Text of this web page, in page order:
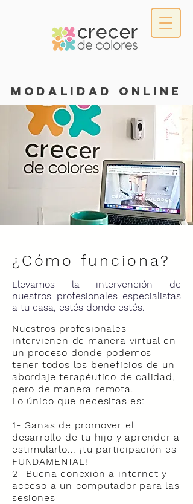
modalidad online
¿Cómo funciona?
Llevamos la intervención de
nuestros profesionales especialistas
a tu casa, estés donde estés.
Nuestros profesionales
intervienen de manera virtual en
un proceso donde podemos
tener todos los beneficios de un
abordaje terapéutico de calidad,
pero de manera remota.
Lo único que necesitas es:
1- Ganas de promover el
desarrollo de tu hijo y aprender a
estimularlo... ¡tu participación es
FUNDAMENTAL!
2- Buena conexión a internet y
acceso a un computador para las
sesiones